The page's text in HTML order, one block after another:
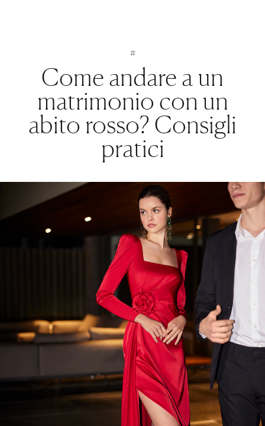
#
Come andare a un
matrimonio con un
abito rosso? Consigli
pratici